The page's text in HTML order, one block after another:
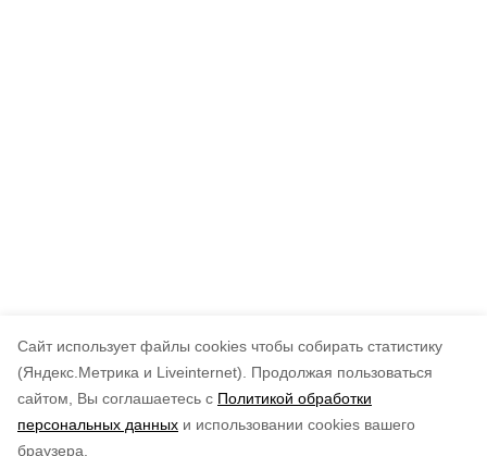
Cайт использует файлы cookies чтобы собирать статистику
(Яндекс.Метрика и Liveinternet).
Продолжая пользоваться
сайтом, Вы соглашаетесь с Политикой обработки
персональных данных и использовании cookies вашего
браузера.